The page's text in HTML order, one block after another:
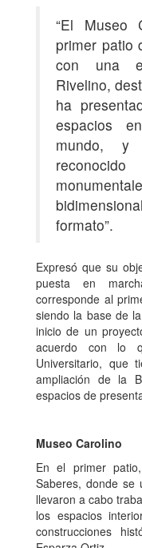
“El Museo
primer patio
con una
Rivelino,
ha
espacios
mundo, y
formato”.
Expresó que su
puesta en
corresponde al
siendo la base de
inicio de un
acuerdo con lo
Universitario, que
ampliación de la
espacios de
Museo Carolino
En el primer
Saberes, donde se
llevaron a cabo
los espacios
construcciones